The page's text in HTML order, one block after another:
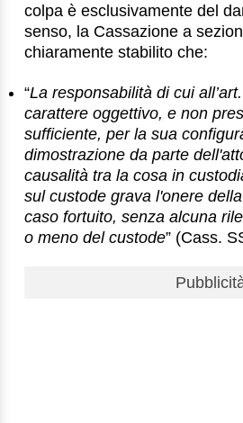
colpa è esclusivamente del
senso, la Cassazione a
chiaramente stabilito che:
“La responsabilità di cui
carattere oggettivo, e non
sufficiente, per la sua
dimostrazione da parte
causalità tra la cosa in
sul custode grava l'onere
caso fortuito, senza alcuna
o meno del custode” (Cass.